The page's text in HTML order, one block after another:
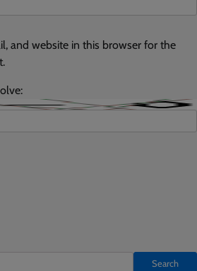
and website in this browser for the
Search